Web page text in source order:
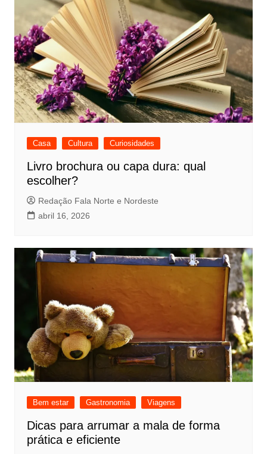
Casa Cultura Curiosidades
Livro brochura ou capa dura: qual
escolher?
Redação Fala Norte e Nordeste
abril 16, 2026
Bem estar Gastronomia Viagens
Dicas para arrumar a mala de forma
prática e eficiente